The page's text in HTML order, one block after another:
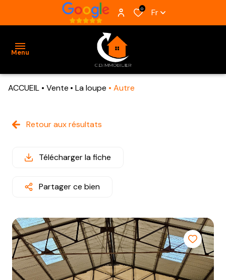
0 Fr
Menu
VENTES
VENDUS
E-MAIL
NOTRE
AGENCE
CONTACT
ACCUEIL Vente La loupe Autre
Retour aux résultats
Télécharger la fiche
Partager ce bien